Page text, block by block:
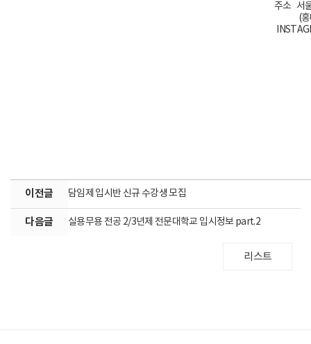
주소 서
(
이전글 담임제 입시반 신규 수강생 모집
다음글 실용무용 전공 2/3년제 전문대학교 입시정보 part.2
리스트